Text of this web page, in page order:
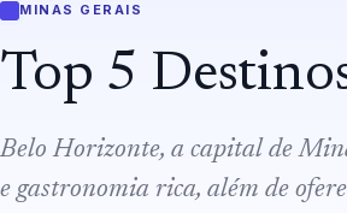
MINAS GERAIS
Top 5
Belo Horizonte, a capital de
e gastronomia rica, além de